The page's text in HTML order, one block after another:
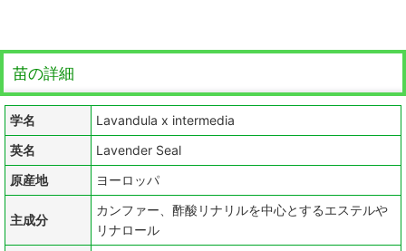
苗の詳細
学名
Lavandula x intermedia
英名
Lavender Seal
原産地
ヨーロッパ
主成分
カンファー、酢酸リナリルを中心とするエステルや
リナロール